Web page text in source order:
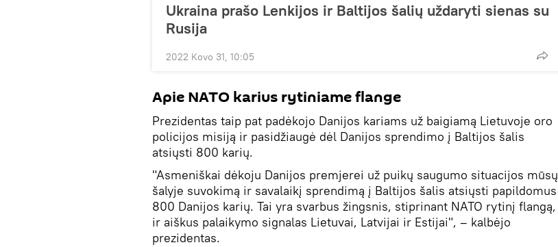
Ukraina prašo Lenkijos ir Baltijos šalių uždaryti sienas su
Rusija
2022 Kovo 31, 10:05
Apie NATO karius rytiniame flange
Prezidentas taip pat padėkojo Danijos kariams už baigiamą Lietuvoje oro
policijos misiją ir pasidžiaugė dėl Danijos sprendimo į Baltijos šalis
atsiųsti 800 karių.
"Asmeniškai dėkoju Danijos premjerei už puikų saugumo situacijos mūsų
šalyje suvokimą ir savalaikį sprendimą į Baltijos šalis atsiųsti papildomus
800 Danijos karių. Tai yra svarbus žingsnis, stiprinant NATO rytinį flangą,
ir aiškus palaikymo signalas Lietuvai, Latvijai ir Estijai", – kalbėjo
prezidentas.